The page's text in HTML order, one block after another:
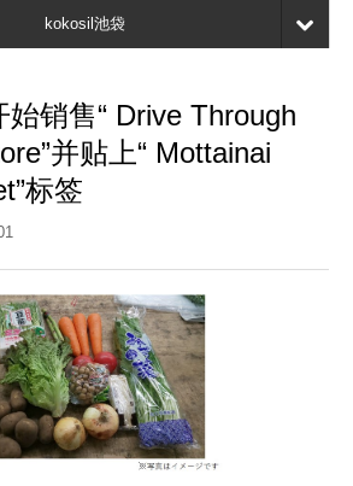
kokosil池袋
销售“ Drive Through
并贴上“ Mottainai
标签